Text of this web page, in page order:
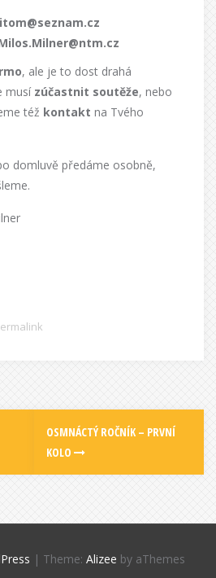
, ale je to dost drahá
musí zúčastnit soutěže, nebo
též kontakt na Tvého
domluvě předáme osobně,
OSMNÁCTÝ ROČNÍK – PRVNÍ
KOLO
| Theme: Alizee by aThemes